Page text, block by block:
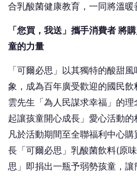
合乳酸菌健康教育，一同將溫暖
「您買，我送」攜手消費者 將
童的力量
「可爾必思」以其獨特的酸甜
象，成為百年廣受歡迎的國民
雲先生「為人民謀求幸福」的理
起讓孩童開心成長」愛心活動
凡於活動期間至全聯福利中心
長「可爾必思」乳酸菌飲料(原
思」即捐出一瓶予弱勢孩童，